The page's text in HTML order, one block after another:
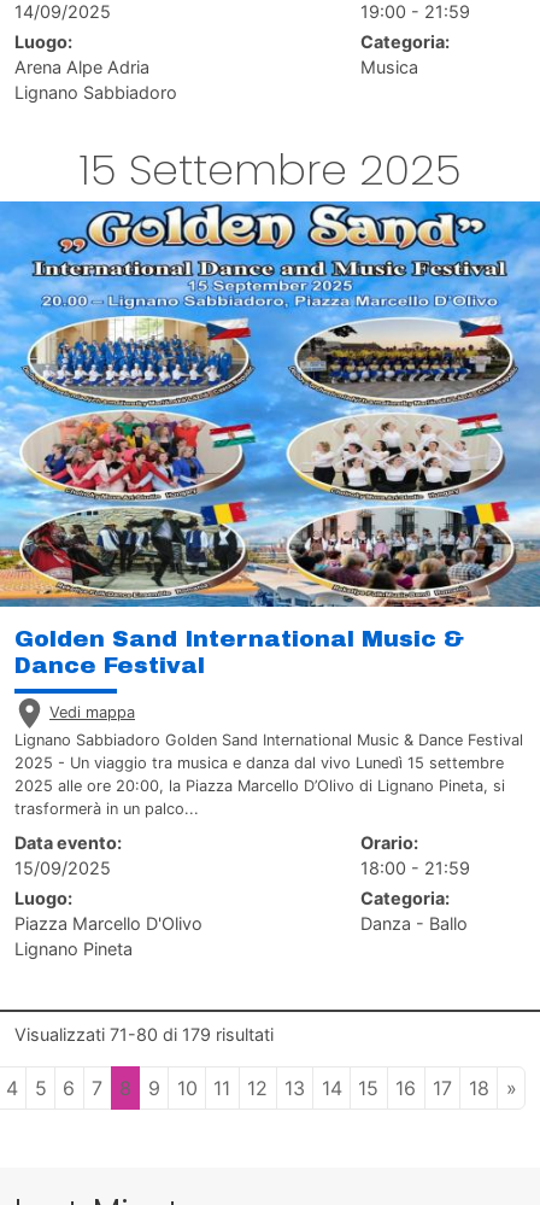
14/09/2025
19:00 - 21:59
Luogo:
Arena Alpe Adria
Lignano Sabbiadoro
Categoria:
Musica
15 Settembre 2025
Golden Sand International Music &
Dance Festival
Vedi mappa
Lignano Sabbiadoro Golden Sand International Music & Dance Festival
2025 - Un viaggio tra musica e danza dal vivo Lunedì 15 settembre
2025 alle ore 20:00, la Piazza Marcello D’Olivo di Lignano Pineta, si
trasformerà in un palco...
Data evento:
15/09/2025
Orario:
18:00 - 21:59
Luogo:
Piazza Marcello D'Olivo
Lignano Pineta
Categoria:
Danza - Ballo
Visualizzati 71-80 di 179 risultati
4 5 6 7 8 9 10 11 12 13 14 15 16 17 18 »